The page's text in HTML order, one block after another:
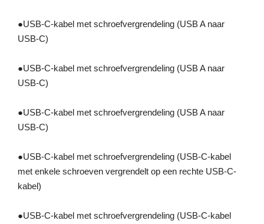
●USB-C-kabel met schroefvergrendeling (USB A naar
USB-C)
●USB-C-kabel met schroefvergrendeling (USB A naar
USB-C)
●USB-C-kabel met schroefvergrendeling (USB A naar
USB-C)
●USB-C-kabel met schroefvergrendeling (USB-C-kabel
met enkele schroeven vergrendelt op een rechte USB-C-
kabel)
●USB-C-kabel met schroefvergrendeling (USB-C-kabel